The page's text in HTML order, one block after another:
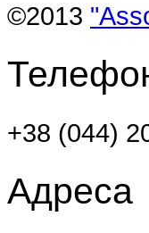
©2013
+38 (044)
Адреса